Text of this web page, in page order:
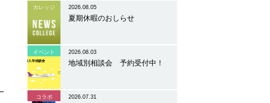
カレッジ 2026.08.05
夏期休暇のおしらせ
イベント 2026.08.03
地域別相談会 予約受付中！
コラボ 2026.07.31